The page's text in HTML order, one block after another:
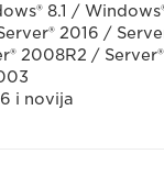
8.1 /
2016 /
2008R2 /
i novija